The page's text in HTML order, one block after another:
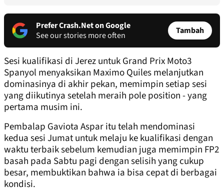
Prefer Crash.Net on Google
See our stories more often
Tambah
Sesi kualifikasi di Jerez untuk Grand Prix Moto3
Spanyol menyaksikan Maximo Quiles melanjutkan
dominasinya di akhir pekan, memimpin setiap sesi
yang diikutinya setelah meraih pole position - yang
pertama musim ini.
Pembalap Gaviota Aspar itu telah mendominasi
kedua sesi Jumat untuk melaju ke kualifikasi dengan
waktu terbaik sebelum kemudian juga memimpin FP2
basah pada Sabtu pagi dengan selisih yang cukup
besar, membuktikan bahwa ia bisa cepat di berbagai
kondisi.